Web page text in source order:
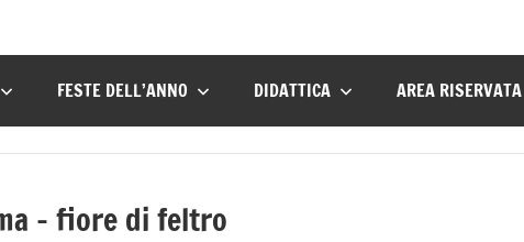
FESTE DELL’ANNO DIDATTICA AREA RISERVATA
– fiore di feltro